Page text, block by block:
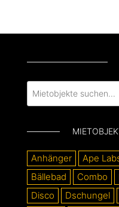
Anhänger Ape
Bällebad
Combo
Disco
Dschungel